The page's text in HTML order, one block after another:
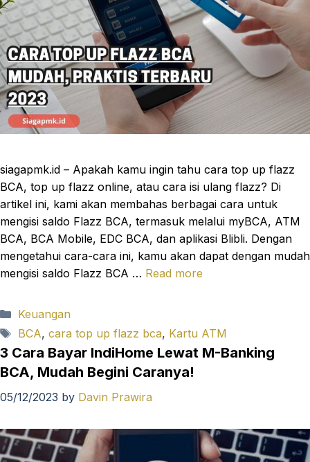
siagapmk.id – Apakah kamu ingin tahu cara top up flazz
BCA, top up flazz online, atau cara isi ulang flazz? Di
artikel ini, kami akan membahas berbagai cara untuk
mengisi saldo Flazz BCA, termasuk melalui myBCA, ATM
BCA, BCA Mobile, EDC BCA, dan aplikasi Blibli. Dengan
mengetahui cara-cara ini, kamu akan dapat dengan mudah
mengisi saldo Flazz BCA … Read more
Categories
Keuangan
Tags
BCA, cara top up flazz bca, Kartu ATM
3 Cara Bayar IndiHome Lewat M-Banking
BCA, Mudah Begini Caranya!
05/12/2023 by Davin Prawira